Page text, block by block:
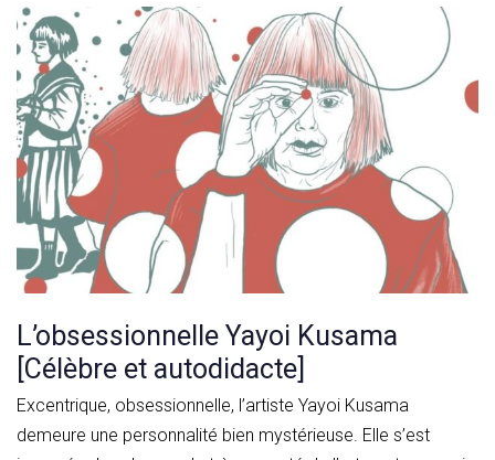
L’obsessionnelle Yayoi Kusama
[Célèbre et autodidacte]
Excentrique, obsessionnelle, l’artiste Yayoi Kusama
demeure une personnalité bien mystérieuse. Elle s’est